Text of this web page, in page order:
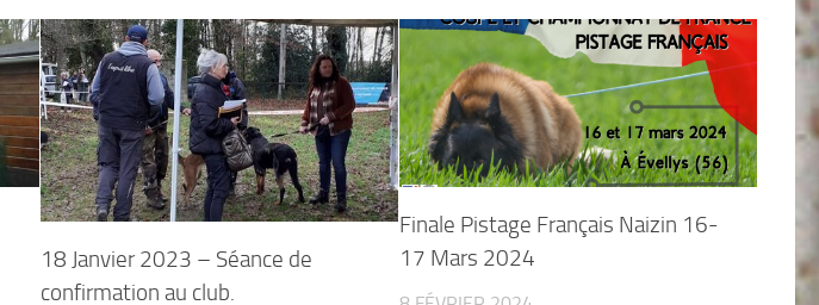
18 Janvier 2023 – Séance de
confirmation au club.
Finale Pistage Français Naizin 16-
17 Mars 2024